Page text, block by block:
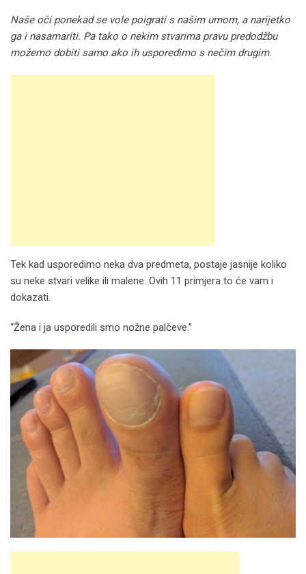
Naše oči ponekad se vole poigrati s našim umom, a narijetko
ga i nasamariti. Pa tako o nekim stvarima pravu predodžbu
možemo dobiti samo ako ih usporedimo s nečim drugim.
Tek kad usporedimo neka dva predmeta, postaje jasnije koliko
su neke stvari velike ili malene. Ovih 11 primjera to će vam i
dokazati.
“Žena i ja usporedili smo nožne palčeve.”